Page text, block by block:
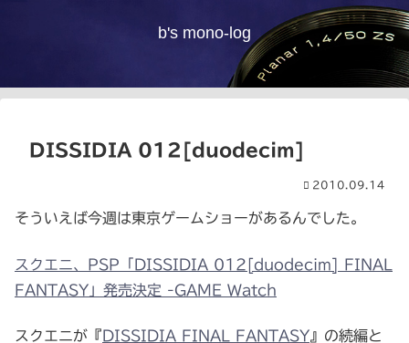
b's mono-log
DISSIDIA 012[duodecim]
2010.09.14
そういえば今週は東京ゲームショーがあるんでした。
スクエニ、PSP「DISSIDIA 012[duodecim] FINAL
FANTASY」発売決定 -GAME Watch
スクエニが『 DISSIDIA FINAL FANTASY 』の続編と